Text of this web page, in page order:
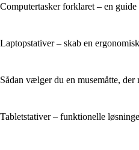
Computertasker forklaret – en
Laptopstativer – skab en
Sådan vælger du en musemåtte, der
Tabletstativer – funktionelle